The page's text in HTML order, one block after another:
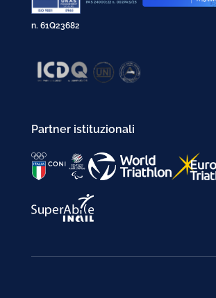
n. 61Q23682
Partner istituzionali